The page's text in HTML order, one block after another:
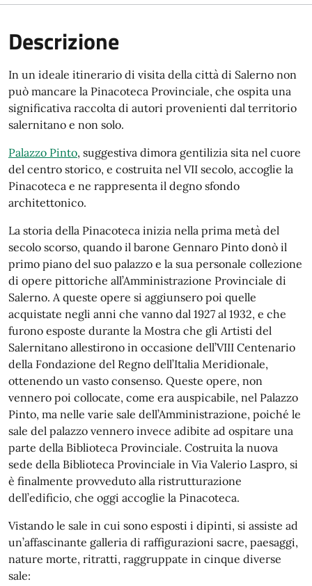
Descrizione
Descrizione estesa
In un ideale itinerario di visita della città di Salerno non
può mancare la Pinacoteca Provinciale, che ospita una
significativa raccolta di autori provenienti dal territorio
salernitano e non solo.
Palazzo Pinto, suggestiva dimora gentilizia sita nel cuore
del centro storico, e costruita nel VII secolo, accoglie la
Pinacoteca e ne rappresenta il degno sfondo
architettonico.
La storia della Pinacoteca inizia nella prima metà del
secolo scorso, quando il barone Gennaro Pinto donò il
primo piano del suo palazzo e la sua personale collezione
di opere pittoriche all’Amministrazione Provinciale di
Salerno. A queste opere si aggiunsero poi quelle
acquistate negli anni che vanno dal 1927 al 1932, e che
furono esposte durante la Mostra che gli Artisti del
Salernitano allestirono in occasione dell’VIII Centenario
della Fondazione del Regno dell’Italia Meridionale,
ottenendo un vasto consenso. Queste opere, non
vennero poi collocate, come era auspicabile, nel Palazzo
Pinto, ma nelle varie sale dell’Amministrazione, poiché le
sale del palazzo vennero invece adibite ad ospitare una
parte della Biblioteca Provinciale. Costruita la nuova
sede della Biblioteca Provinciale in Via Valerio Laspro, si
è finalmente provveduto alla ristrutturazione
dell’edificio, che oggi accoglie la Pinacoteca.
Vistando le sale in cui sono esposti i dipinti, si assiste ad
un’affascinante galleria di raffigurazioni sacre, paesaggi,
nature morte, ritratti, raggruppate in cinque diverse
sale: